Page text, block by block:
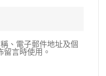
、電子郵件地址及個
言時使用。